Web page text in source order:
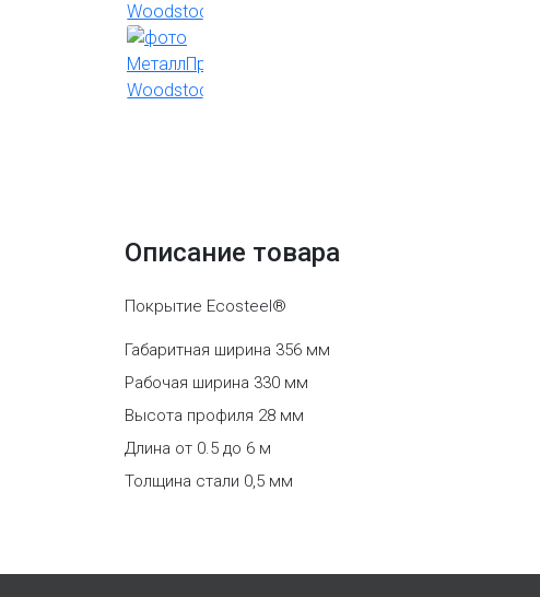
Описание товара
Покрытие Ecosteel®
Габаритная ширина 356 мм
Рабочая ширина 330 мм
Высота профиля 28 мм
Длина от 0.5 до 6 м
Толщина стали 0,5 мм